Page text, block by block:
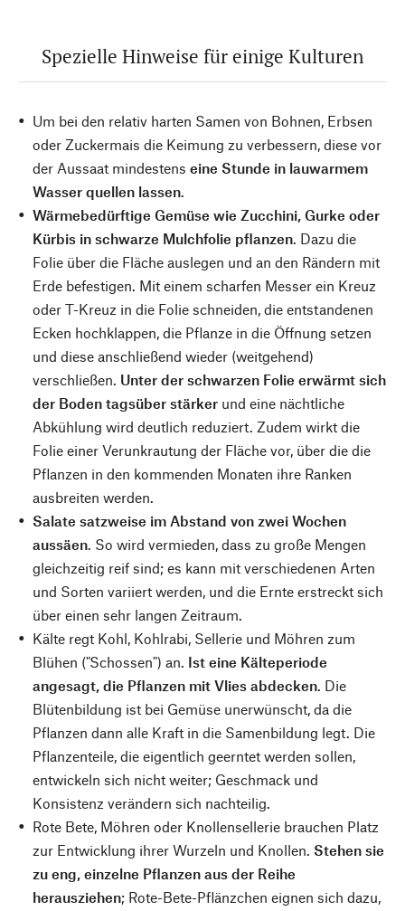
Spezielle Hinweise für einige Kulturen
Um bei den relativ harten Samen von Bohnen, Erbsen
oder Zuckermais die Keimung zu verbessern, diese vor
der Aussaat mindestens eine Stunde in lauwarmem
Wasser quellen lassen.
Wärmebedürftige Gemüse wie Zucchini, Gurke oder
Kürbis in schwarze Mulchfolie pflanzen. Dazu die
Folie über die Fläche auslegen und an den Rändern mit
Erde befestigen. Mit einem scharfen Messer ein Kreuz
oder T-Kreuz in die Folie schneiden, die entstandenen
Ecken hochklappen, die Pflanze in die Öffnung setzen
und diese anschließend wieder (weitgehend)
verschließen. Unter der schwarzen Folie erwärmt sich
der Boden tagsüber stärker und eine nächtliche
Abkühlung wird deutlich reduziert. Zudem wirkt die
Folie einer Verunkrautung der Fläche vor, über die die
Pflanzen in den kommenden Monaten ihre Ranken
ausbreiten werden.
Salate satzweise im Abstand von zwei Wochen
aussäen. So wird vermieden, dass zu große Mengen
gleichzeitig reif sind; es kann mit verschiedenen Arten
und Sorten variiert werden, und die Ernte erstreckt sich
über einen sehr langen Zeitraum.
Kälte regt Kohl, Kohlrabi, Sellerie und Möhren zum
Blühen ("Schossen") an. Ist eine Kälteperiode
angesagt, die Pflanzen mit Vlies abdecken. Die
Blütenbildung ist bei Gemüse unerwünscht, da die
Pflanzen dann alle Kraft in die Samenbildung legt. Die
Pflanzenteile, die eigentlich geerntet werden sollen,
entwickeln sich nicht weiter; Geschmack und
Konsistenz verändern sich nachteilig.
Rote Bete, Möhren oder Knollensellerie brauchen Platz
zur Entwicklung ihrer Wurzeln und Knollen. Stehen sie
zu eng, einzelne Pflanzen aus der Reihe
herausziehen; Rote-Bete-Pflänzchen eignen sich dazu,